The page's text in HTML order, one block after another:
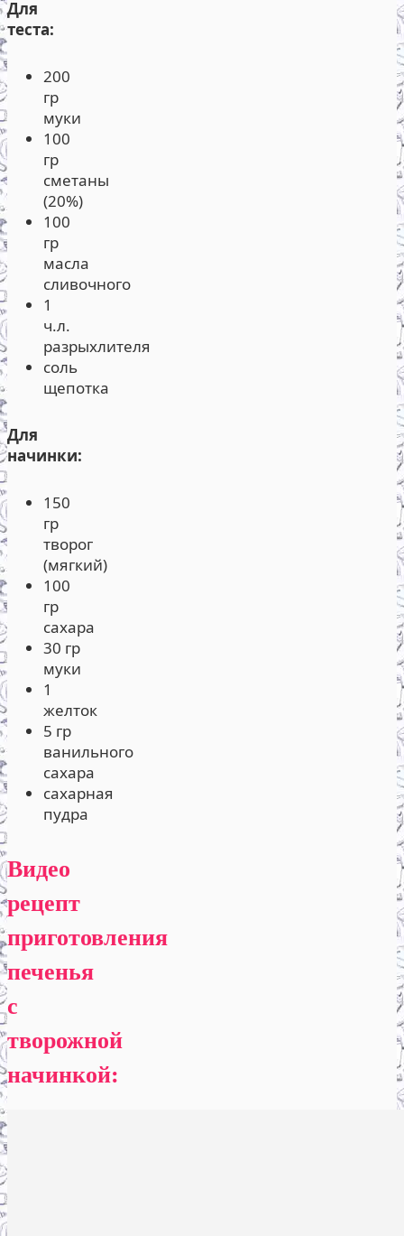
Для
теста:
200
гр
муки
100
гр
сметаны
(20%)
100
гр
масла
сливочного
1
ч.л.
разрыхлителя
соль
щепотка
Для
начинки:
150
гр
творог
(мягкий)
100
гр
сахара
30 гр
муки
1
желток
5 гр
ванильного
сахара
сахарная
пудра
Видео
рецепт
приготовления
печенья
с
творожной
начинкой: